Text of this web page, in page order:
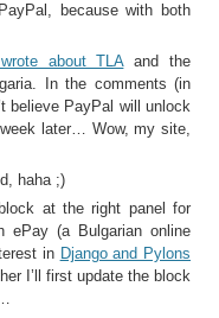
because with both
wrote about TLAand the
In the comments (in
believe PayPal will unlock
later… Wow, my site,
haha ;)
at the right panel for
ePay (a Bulgarian online
in Django and Pylons
I’ll first update the block